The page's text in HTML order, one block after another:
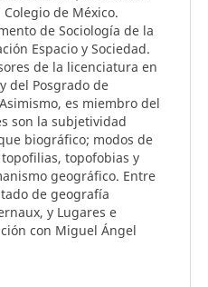
de México.
de Sociología de la
Espacio y Sociedad.
de la licenciatura en
del Posgrado de
es miembro del
son la subjetividad
biográfico; modos de
topofobias y
geográfico. Entre
de geografía
y Lugares e
con Miguel Ángel